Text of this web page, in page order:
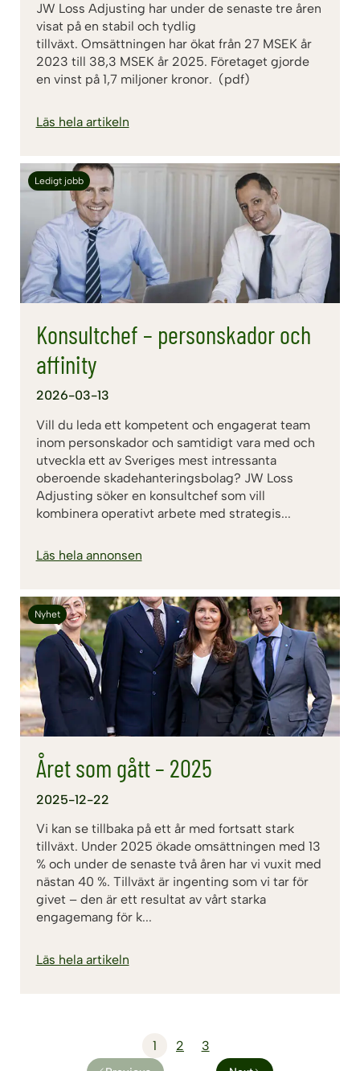
JW Loss Adjusting har under de senaste tre åren
visat på en stabil och tydlig
tillväxt. Omsättningen har ökat från 27 MSEK år
2023 till 38,3 MSEK år 2025. Företaget gjorde
en vinst på 1,7 miljoner kronor. (pdf)
Läs hela artikeln
Ledigt jobb
2026-03-13
Konsultchef – personskador och
affinity
Vill du leda ett kompetent och engagerat team
inom personskador och samtidigt vara med och
utveckla ett av Sveriges mest intressanta
oberoende skadehanteringsbolag? JW Loss
Adjusting söker en konsultchef som vill
kombinera operativt arbete med strategis...
Läs hela annonsen
Nyhet
2025-12-22
Året som gått – 2025
Vi kan se tillbaka på ett år med fortsatt stark
tillväxt. Under 2025 ökade omsättningen med 13
% och under de senaste två åren har vi vuxit med
nästan 40 %. Tillväxt är ingenting som vi tar för
givet – den är ett resultat av vårt starka
engagemang för k...
Läs hela artikeln
1 2 3